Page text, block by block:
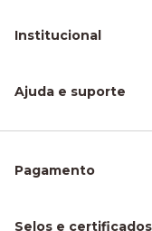
Institucional
Sobre nós
Nossa Loja
Ajuda e suporte
Frete e entrega
Como Calcular a Área
Piso Laminado para
Pagamento
Selos e certificados